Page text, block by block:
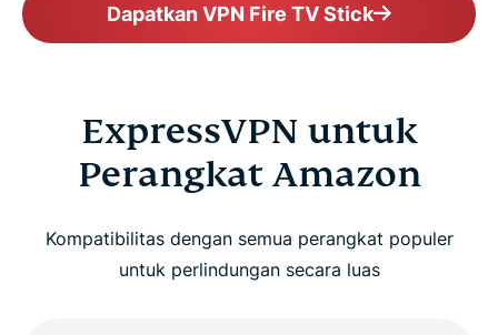
Dapatkan VPN Fire TV Stick
ExpressVPN untuk
Perangkat Amazon
Kompatibilitas dengan semua perangkat populer
untuk perlindungan secara luas